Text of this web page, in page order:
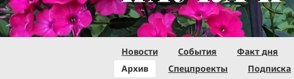
Новости События Факт дня
Архив
Спецпроекты Подписка